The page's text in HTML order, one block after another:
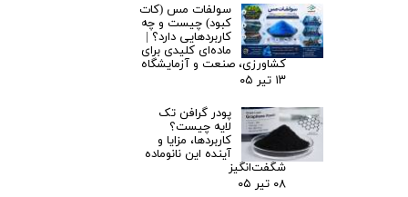
سولفات مس (کات
کبود) چیست و چه
کاربردهایی دارد؟ |
ماده‌ای کلیدی برای
کشاورزی، صنعت و آزمایشگاه
۱۳ تیر ۰۵
پودر گرافن تک
لایه چیست؟
کاربردها، مزایا و
آینده این نانوماده
شگفت‌انگیز
۰۸ تیر ۰۵